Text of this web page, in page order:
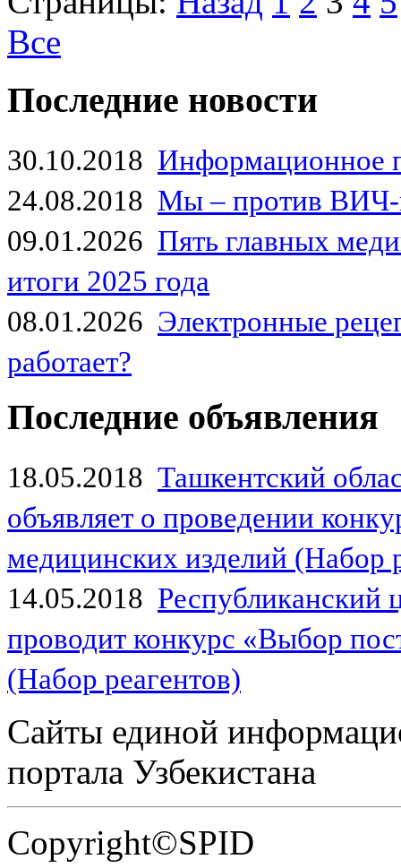
Все
Последние новости
30.10.2018 Информационное
24.08.2018 Мы – против
09.01.2026 Пять главных
итоги 2025 года
08.01.2026 Электронные
работает?
Последние объявления
18.05.2018 Ташкентский
объявляет о проведении
медицинских изделий (Набор
14.05.2018
проводит конкурс «Выбор
(Набор реагентов)
Сайты единой
портала Узбекистана
Copyright©SPID